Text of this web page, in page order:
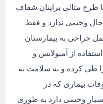
طرح مثالی برایتان شفاف
وخیمی ندارد و فقط
جراحی به بیمارستان
از آمبولانس و
طی کرده و به سلامت به
بیماری که در
وخیمی دارد به طوری